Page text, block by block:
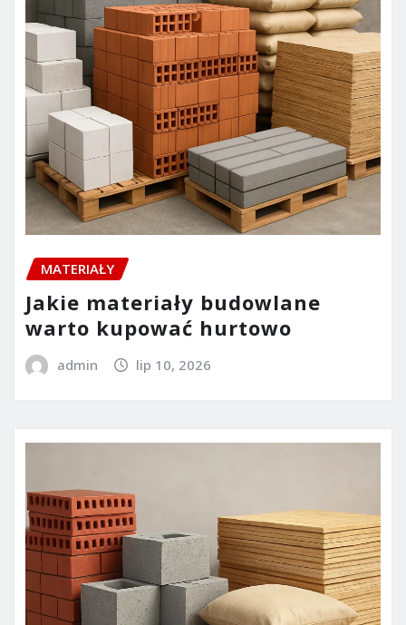
MATERIAŁY
Jakie materiały budowlane
warto kupować hurtowo
admin lip 10, 2026